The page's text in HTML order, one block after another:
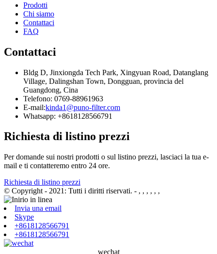
Prodotti
Chi siamo
Contattaci
FAQ
Contattaci
Bldg D, Jinxiongda Tech Park, Xingyuan Road, Datanglang
Village, Dalingshan Town, Dongguan, provincia del
Guangdong, Cina
Telefono: 0769-88961963
E-mail:kinda1@puno-filter.com
Whatsapp: +8618128566791
Richiesta di listino prezzi
Per domande sui nostri prodotti o sul listino prezzi, lasciaci la tua e-
mail e ti contatteremo entro 24 ore.
Richiesta di listino prezzi
© Copyright - 2021: Tutti i diritti riservati. - , , , , , ,
Invia una email
Skype
+8618128566791
+8618128566791
wechat